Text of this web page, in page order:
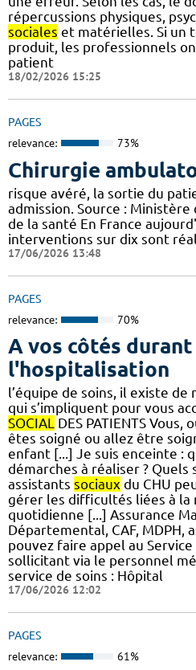
répercussions physiques,
sociales et matérielles. Si un
produit, les professionnels
patient
18/02/2026 15:25
PAGES
relevance: 73%
Chirurgie
risque avéré, la sortie du
admission. Source : Ministère
de la santé En France
interventions sur dix sont
17/06/2026 13:48
PAGES
relevance: 70%
A vos côtés durant
l'hospitalisation
l’équipe de soins, il existe
qui s’impliquent pour vous
SOCIAL DES PATIENTS Vous,
êtes soigné ou allez être
enfant [...] Je suis enceinte :
démarches à réaliser ? Quels
assistants sociaux du CHU
gérer les difficultés liées à la
quotidienne [...] Assurance
Départemental, CAF, MDPH,
pouvez faire appel au Service
sollicitant via le personnel
service de soins : Hôpital
17/06/2026 12:02
PAGES
relevance: 61%